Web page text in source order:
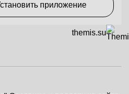
приложение
themis.su